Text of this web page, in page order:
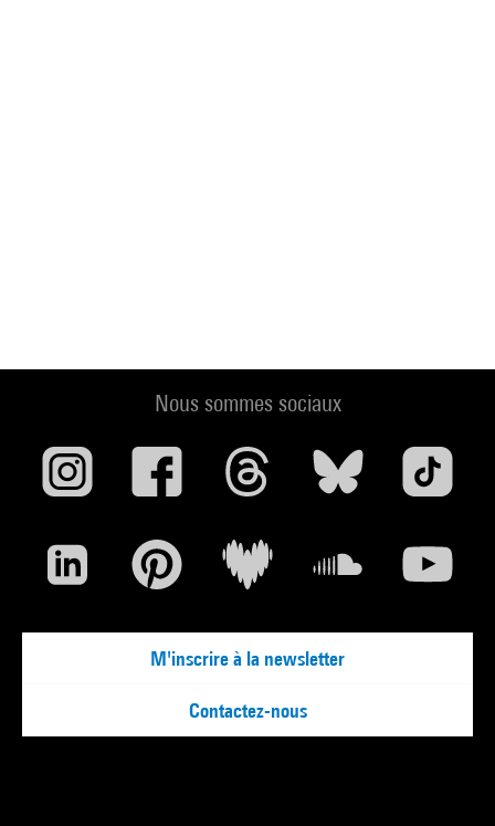
Nous sommes sociaux
M'inscrire à la newsletter
Contactez-nous